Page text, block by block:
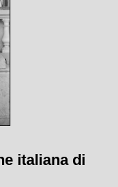
italiana di